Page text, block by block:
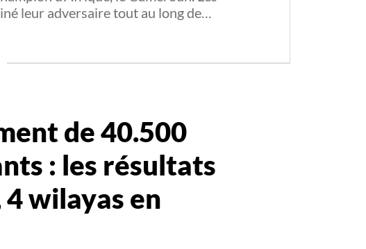
leur adversaire tout au long de…
de 40.500
: les résultats
wilayas en